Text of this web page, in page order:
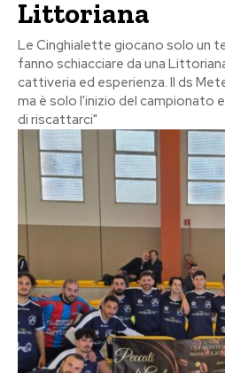
Littoriana
Le Cinghialette giocano solo un
fanno schiacciare da una
cattiveria ed esperienza. Il ds
ma è solo l'inizio del campionato
di riscattarci"